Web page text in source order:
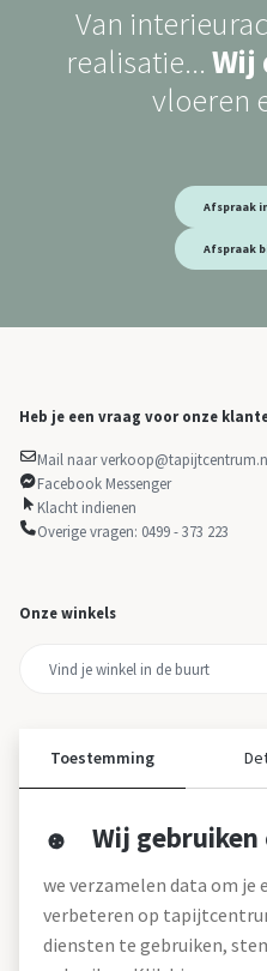
Van
realisatie... Wij
vloeren
Afspraak
Afspraak
Heb je een vraag voor onze
Mail naar
Facebook Messenger
Klacht indienen
Overige vragen: 0499 - 373 223
Onze winkels
Over tapijtcentrum
Werken bij
Toestemming
Wij
we verzamelen data om je
verbeteren op
diensten te gebruiken,